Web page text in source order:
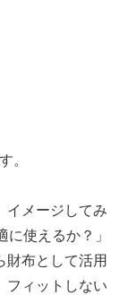
。
イメージしてみ
使えるか？」
財布として活用
フィットしない